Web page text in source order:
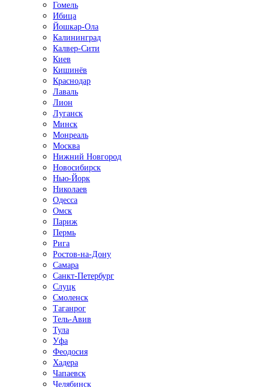
Гомель
Ибица
Йошкар-Ола
Калининград
Калвер-Сити
Киев
Кишинёв
Краснодар
Лаваль
Лион
Луганск
Минск
Монреаль
Москва
Нижний Новгород
Новосибирск
Нью-Йорк
Николаев
Одесса
Омск
Париж
Пермь
Рига
Ростов-на-Дону
Самара
Санкт-Петербург
Слуцк
Смоленск
Таганрог
Тель-Авив
Тула
Уфа
Феодосия
Хадера
Чапаевск
Челябинск